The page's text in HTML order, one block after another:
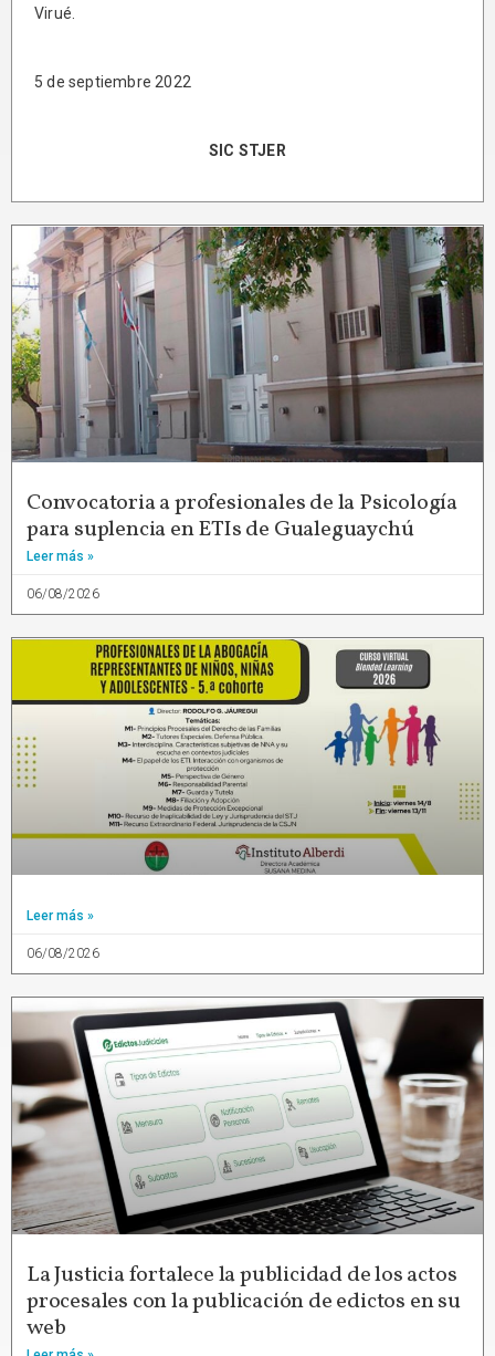
Virué.
5 de septiembre 2022
SIC STJER
Convocatoria a profesionales de la Psicología
para suplencia en ETIs de Gualeguaychú
Leer más »
06/08/2026
Leer más »
06/08/2026
La Justicia fortalece la publicidad de los actos
procesales con la publicación de edictos en su
web